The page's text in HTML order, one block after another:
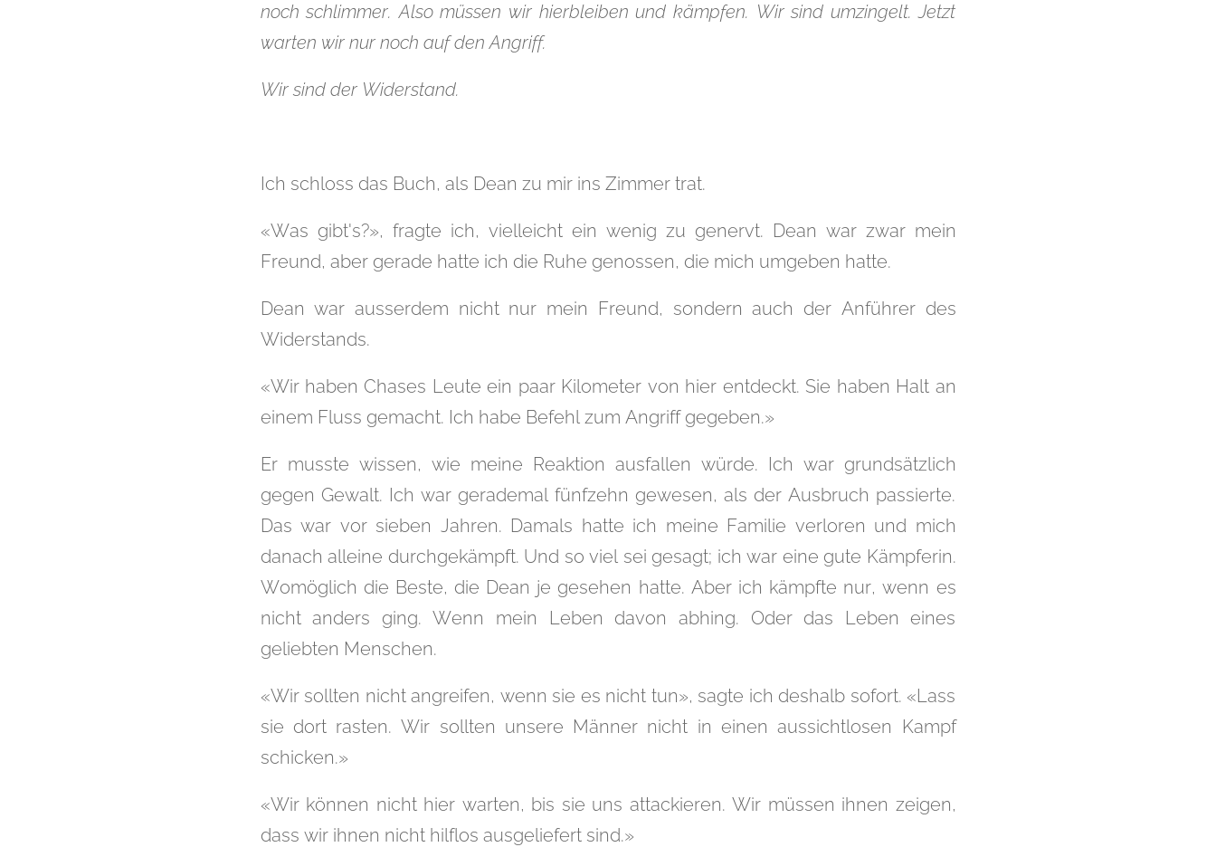
noch schlimmer. Also müssen wir hierbleiben und kämpfen. Wir sind umzingelt. Jetzt
warten wir nur noch auf den Angriff.
Wir sind der Widerstand.
Ich schloss das Buch, als Dean zu mir ins Zimmer trat.
«Was gibt's?», fragte ich, vielleicht ein wenig zu genervt. Dean war zwar mein
Freund, aber gerade hatte ich die Ruhe genossen, die mich umgeben hatte.
Dean war ausserdem nicht nur mein Freund, sondern auch der Anführer des
Widerstands.
«Wir haben Chases Leute ein paar Kilometer von hier entdeckt. Sie haben Halt an
einem Fluss gemacht. Ich habe Befehl zum Angriff gegeben.»
Er musste wissen, wie meine Reaktion ausfallen würde. Ich war grundsätzlich
gegen Gewalt. Ich war gerademal fünfzehn gewesen, als der Ausbruch passierte.
Das war vor sieben Jahren. Damals hatte ich meine Familie verloren und mich
danach alleine durchgekämpft. Und so viel sei gesagt; ich war eine gute Kämpferin.
Womöglich die Beste, die Dean je gesehen hatte. Aber ich kämpfte nur, wenn es
nicht anders ging. Wenn mein Leben davon abhing. Oder das Leben eines
geliebten Menschen.
«Wir sollten nicht angreifen, wenn sie es nicht tun», sagte ich deshalb sofort. «Lass
sie dort rasten. Wir sollten unsere Männer nicht in einen aussichtlosen Kampf
schicken.»
«Wir können nicht hier warten, bis sie uns attackieren. Wir müssen ihnen zeigen,
dass wir ihnen nicht hilflos ausgeliefert sind.»